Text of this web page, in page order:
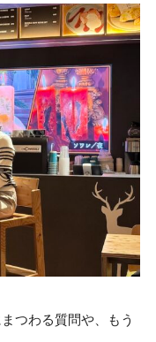
つわる質問や、もう